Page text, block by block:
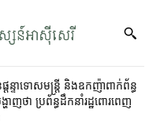
ដន្ទាទោស​មន្ត្រី និង​ឧកញ៉ា​ពាក់ព័ន្ធ​
ញ​ថា ប្រព័ន្ធ​ដឹកនាំ​រដ្ឋ​ពោរពេញ​